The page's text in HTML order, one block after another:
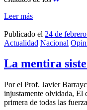
Leer más
Publicado el 24 de
Actualidad Nacional
La mentira
Por el Prof. Javier
injustamente olvidada, El
primera de todas las